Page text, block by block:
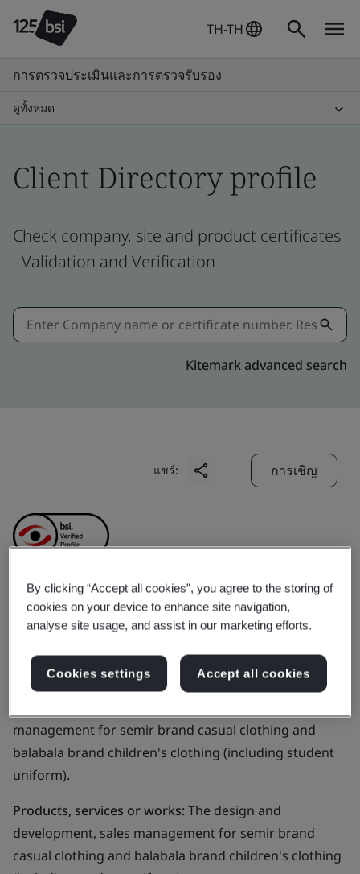
TH-TH
การตรวจประเมินและการตรวจรับรอง
ดูทั้งหมด
Client Directory profile
Check company, site and product certificates
- Validation and Verification
Kitemark advanced search
แชร์: การเชิญ
Zhejiang Semir Garment
Co., Ltd.
management for semir brand casual clothing and
balabala brand children's clothing (including student
uniform).
Products, services or works:The design and
development, sales management for semir brand
casual clothing and balabala brand children's clothing
By clicking “Accept all cookies”, you agree to the storing of
cookies on your device to enhance site navigation,
analyse site usage, and assist in our marketing efforts.
Cookies settings Accept all cookies